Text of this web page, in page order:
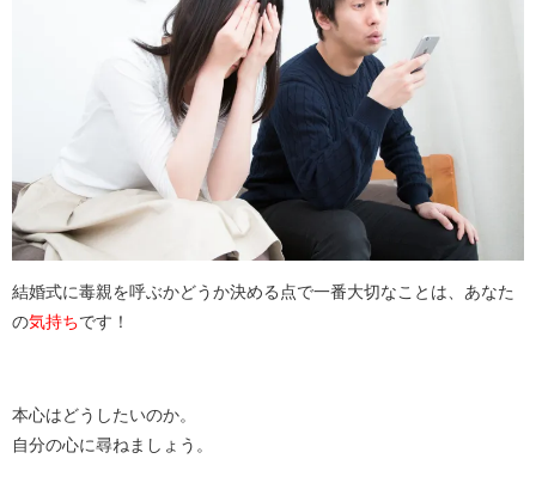
結婚式に毒親を呼ぶかどうか決める点で一番大切なことは、あなた
の気持ち です！
本心はどうしたいのか。
自分の心に尋ねましょう。